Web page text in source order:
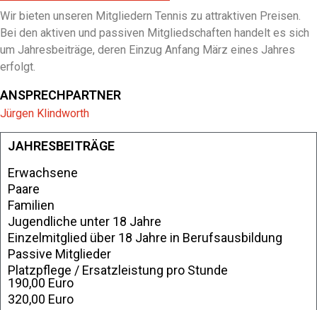
Wir bieten unseren Mitgliedern Tennis zu attraktiven Preisen.
Bei den aktiven und passiven Mitgliedschaften handelt es sich
um Jahresbeiträge, deren Einzug Anfang März eines Jahres
erfolgt.
ANSPRECHPARTNER
Jürgen Klindworth
JAHRESBEITRÄGE
Erwachsene
Paare
Familien
Jugendliche unter 18 Jahre
Einzelmitglied über 18 Jahre in Berufsausbildung
Passive Mitglieder
Platzpflege / Ersatzleistung pro Stunde
190,00 Euro
320,00 Euro